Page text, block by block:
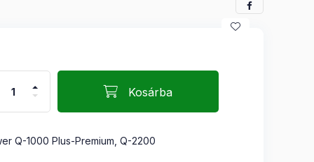
Kosárba
Q-1000 Plus-Premium, Q-2200